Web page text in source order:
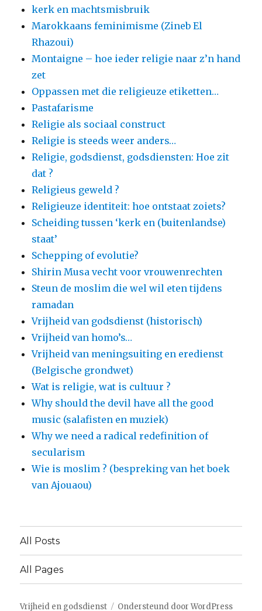
kerk en machtsmisbruik
Marokkaans feminimisme (Zineb El
Rhazoui)
Montaigne – hoe ieder religie naar z’n hand
zet
Oppassen met die religieuze etiketten…
Pastafarisme
Religie als sociaal construct
Religie is steeds weer anders…
Religie, godsdienst, godsdiensten: Hoe zit
dat ?
Religieus geweld ?
Religieuze identiteit: hoe ontstaat zoiets?
Scheiding tussen ‘kerk en (buitenlandse)
staat’
Schepping of evolutie?
Shirin Musa vecht voor vrouwenrechten
Steun de moslim die wel wil eten tijdens
ramadan
Vrijheid van godsdienst (historisch)
Vrijheid van homo’s…
Vrijheid van meningsuiting en eredienst
(Belgische grondwet)
Wat is religie, wat is cultuur ?
Why should the devil have all the good
music (salafisten en muziek)
Why we need a radical redefinition of
secularism
Wie is moslim ? (bespreking van het boek
van Ajouaou)
All Posts
All Pages
Vrijheid en godsdienst Ondersteund door WordPress